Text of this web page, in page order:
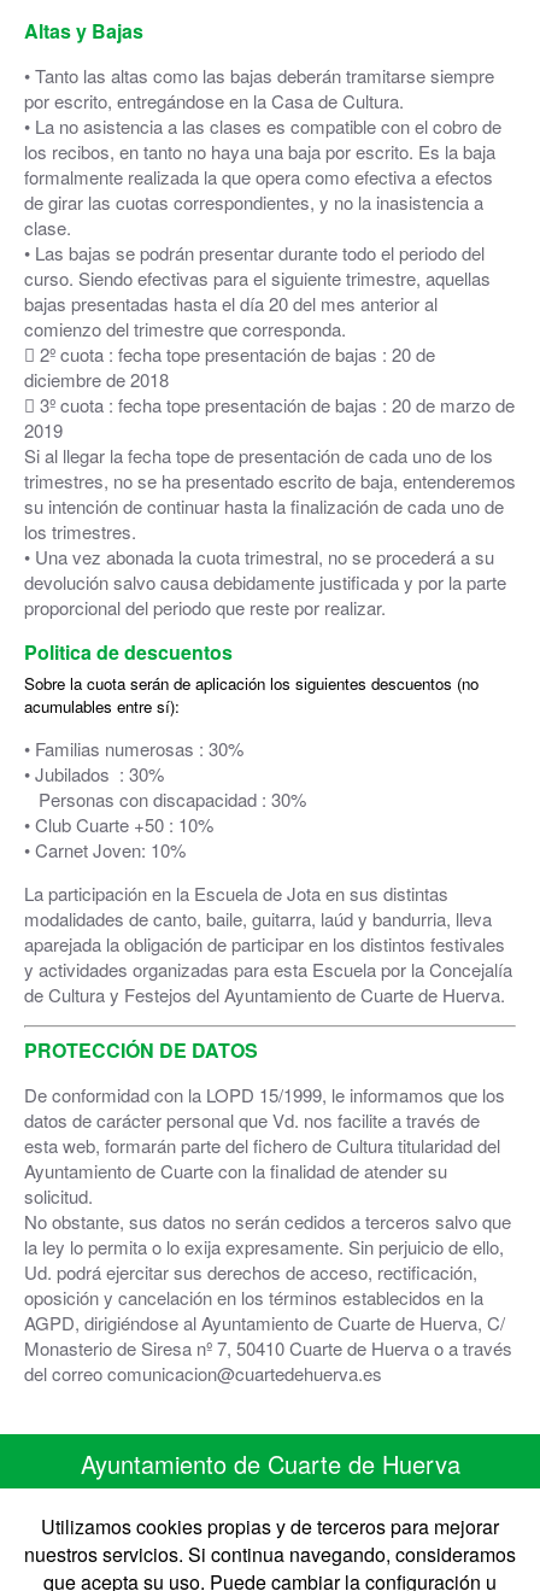
Altas y Bajas
• Tanto las altas como las bajas deberán tramitarse siempre
por escrito, entregándose en la Casa de Cultura.
• La no asistencia a las clases es compatible con el cobro de
los recibos, en tanto no haya una baja por escrito. Es la baja
formalmente realizada la que opera como efectiva a efectos
de girar las cuotas correspondientes, y no la inasistencia a
clase.
• Las bajas se podrán presentar durante todo el periodo del
curso. Siendo efectivas para el siguiente trimestre, aquellas
bajas presentadas hasta el día 20 del mes anterior al
comienzo del trimestre que corresponda.
 2º cuota : fecha tope presentación de bajas : 20 de
diciembre de 2018
 3º cuota : fecha tope presentación de bajas : 20 de marzo de
2019
Si al llegar la fecha tope de presentación de cada uno de los
trimestres, no se ha presentado escrito de baja, entenderemos
su intención de continuar hasta la finalización de cada uno de
los trimestres.
• Una vez abonada la cuota trimestral, no se procederá a su
devolución salvo causa debidamente justificada y por la parte
proporcional del periodo que reste por realizar.
Politica de descuentos
Sobre la cuota serán de aplicación los siguientes descuentos (no
acumulables entre sí):
• Familias numerosas : 30%
• Jubilados : 30%
Personas con discapacidad : 30%
• Club Cuarte +50 : 10%
• Carnet Joven: 10%
La participación en la Escuela de Jota en sus distintas
modalidades de canto, baile, guitarra, laúd y bandurria, lleva
aparejada la obligación de participar en los distintos festivales
y actividades organizadas para esta Escuela por la Concejalía
de Cultura y Festejos del Ayuntamiento de Cuarte de Huerva.
PROTECCIÓN DE DATOS
De conformidad con la LOPD 15/1999, le informamos que los
datos de carácter personal que Vd. nos facilite a través de
esta web, formarán parte del fichero de Cultura titularidad del
Ayuntamiento de Cuarte con la finalidad de atender su
solicitud.
No obstante, sus datos no serán cedidos a terceros salvo que
la ley lo permita o lo exija expresamente. Sin perjuicio de ello,
Ud. podrá ejercitar sus derechos de acceso, rectificación,
oposición y cancelación en los términos establecidos en la
AGPD, dirigiéndose al Ayuntamiento de Cuarte de Huerva, C/
Monasterio de Siresa nº 7, 50410 Cuarte de Huerva o a través
del correo comunicacion@cuartedehuerva.es
Ayuntamiento de Cuarte de Huerva
C/ Monasterio de Siresa 7
50410 Cuarte de Huerva ZARAGOZA
Telefono 976 50 30 67 • Fax 976 50 41 41
CIF: P-5008900-B
Utilizamos cookies propias y de terceros para mejorar
nuestros servicios. Si continua navegando, consideramos
que acepta su uso. Puede cambiar la configuración u